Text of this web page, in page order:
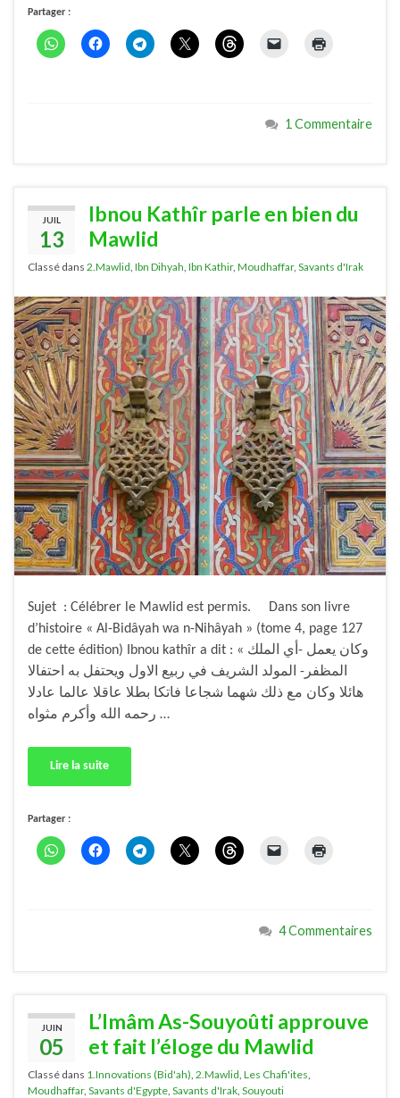
Partager :
1 Commentaire
JUIL
13
Ibnou Kathîr parle en bien du
Mawlid
Classé dans 2.Mawlid, Ibn Dihyah, Ibn Kathir, Moudhaffar, Savants d'Irak
Sujet : Célébrer le Mawlid est permis. Dans son livre
d’histoire « Al-Bidâyah wa n-Nihâyah » (tome 4, page 127
de cette édition) Ibnou kathîr a dit : « وكان يعمل -أي الملك
المظفر- المولد الشريف في ربيع الاول ويحتفل به احتفالا
هائلا وكان مع ذلك شهما شجاعا فاتكا بطلا عاقلا عالما عادلا
رحمه الله وأكرم مثواه …
Lire la suite
Partager :
4 Commentaires
JUIN
05
L’Imâm As-Souyoûti approuve
et fait l’éloge du Mawlid
Classé dans 1.Innovations (Bid'ah), 2.Mawlid, Les Chafi'ites,
Moudhaffar, Savants d'Egypte, Savants d'Irak, Souyouti